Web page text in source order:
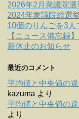
2026年2月衆議院
2024年衆議院総選
10個のりんごを3人
【ニュース備忘録
新休止のお知らせ
最近のコメント
平均値と中央値の
kazuma より
平均値と中央値の
より